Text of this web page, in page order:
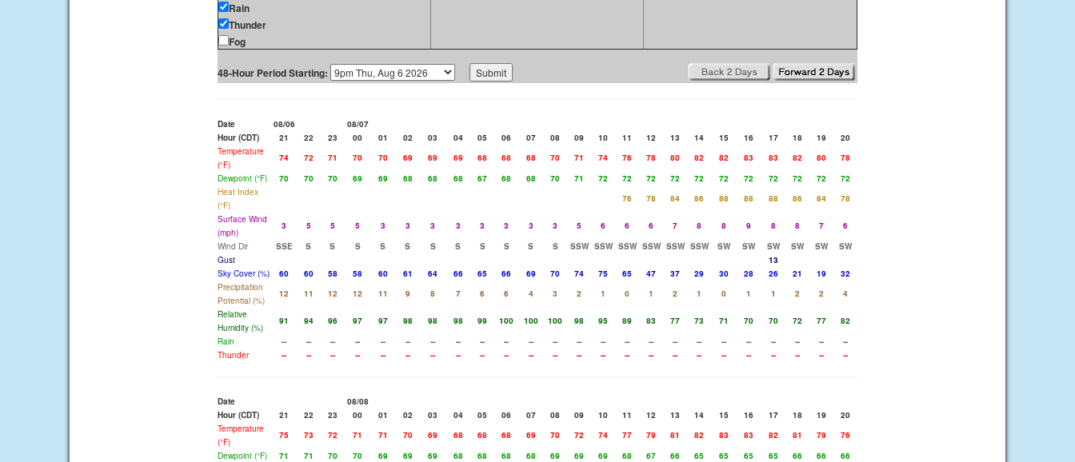
Rain
Thunder
Fog
48-Hour Period Starting:
Date 08/06
08/07
Hour (CDT)
21 22 23 00 01 02 03 04 05 06 07 08 09 10 11 12 13 14 15 16 17 18 19
20
Temperature
(°F)
74 72 71 70 70 69 69 69 68 68 68 70 71 74 76 78 80 82 82 83 83 82 80
78
Dewpoint (°F)
70 70 70 69 69 68 68 68 67 68 68 70 71 72 72 72 72 72 72 72 72 72 72
72
Heat Index
(°F)
76 78 84 86 88 88 88 86 84
78
Surface Wind
(mph)
3 5 5 5 3 3 3 3 3 3 3 3 5 6 6 6 7 8 8 9 8 8 7
6
Wind Dir
SSE S S S S S S S S S S S SSW SSW SSW SSW SSW SSW SW SW SW SW SW
SW
Gust
13
Sky Cover (%)
60 60 58 58 60 61 64 66 65 66 69 70 74 75 65 47 37 29 30 28 26 21 19
32
Precipitation
Potential (%)
12 11 12 12 11 9 8 7 6 6 4 3 2 1 0 1 2 1 0 1 1 2 2
4
Relative
Humidity (%)
91 94 96 97 97 98 98 98 99 100 100 100 98 95 89 83 77 73 71 70 70 72 77
82
Rain
-- -- -- -- -- -- -- -- -- -- -- -- -- -- -- -- -- -- -- -- -- -- --
--
Thunder
-- -- -- -- -- -- -- -- -- -- -- -- -- -- -- -- -- -- -- -- -- -- -- --
Date
08/08
Hour (CDT)
21 22 23 00 01 02 03 04 05 06 07 08 09 10 11 12 13 14 15 16 17 18 19
20
Temperature
(°F)
75 73 72 71 71 70 69 68 68 68 69 70 72 74 77 79 81 82 83 83 82 81 79
76
Dewpoint (°F)
71 71 70 70 69 69 69 68 68 68 68 69 69 69 68 67 66 65 65 65 65 66 66
66